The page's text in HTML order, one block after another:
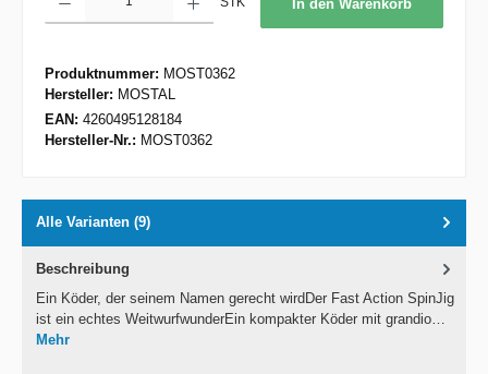
In den Warenkorb
Produktnummer: MOST0362
Hersteller: MOSTAL
EAN: 4260495128184
Hersteller-Nr.: MOST0362
Alle Varianten (9)
Beschreibung
Ein Köder, der seinem Namen gerecht wirdDer Fast Action SpinJig
ist ein echtes WeitwurfwunderEin kompakter Köder mit grandio…
Mehr